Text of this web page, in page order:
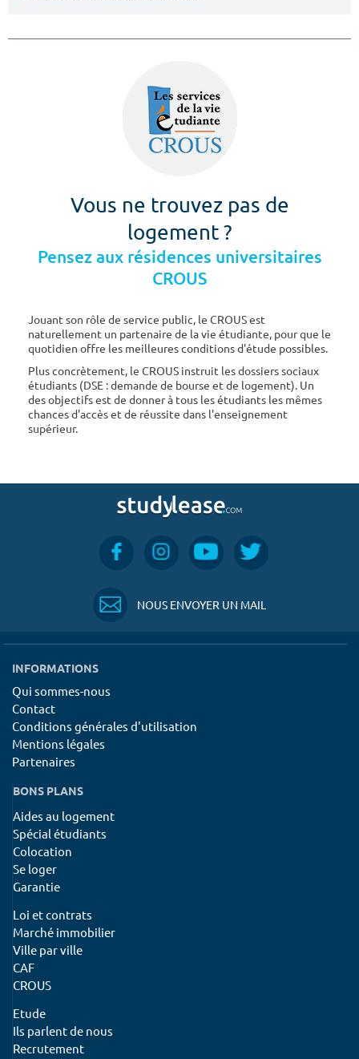
Vous ne trouvez pas de
logement ?
Pensez aux résidences universitaires
CROUS
Jouant son rôle de service public, le CROUS est
naturellement un partenaire de la vie étudiante, pour que le
quotidien offre les meilleures conditions d'étude possibles.
Plus concrètement, le CROUS instruit les dossiers sociaux
étudiants (DSE : demande de bourse et de logement). Un
des objectifs est de donner à tous les étudiants les mêmes
chances d'accès et de réussite dans l'enseignement
supérieur.
NOUS ENVOYER UN MAIL
INFORMATIONS
Qui sommes-nous
Contact
Conditions générales d'utilisation
Mentions légales
Partenaires
BONS PLANS
Aides au logement
Spécial étudiants
Colocation
Se loger
Garantie
Loi et contrats
Marché immobilier
Ville par ville
CAF
CROUS
Etude
Ils parlent de nous
Recrutement